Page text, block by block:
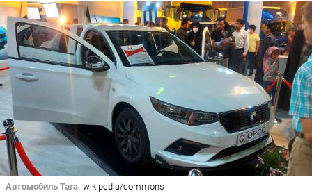
Автомобиль Tara wikipedia/commons